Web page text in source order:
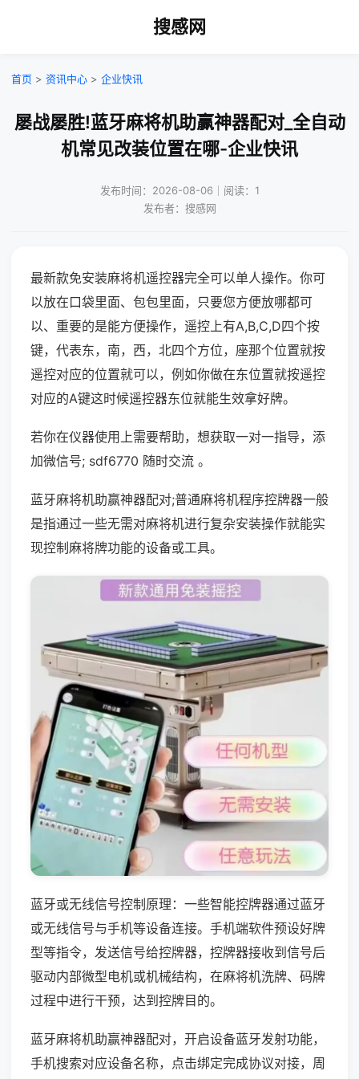
搜感网
首页 > 资讯中心 > 企业快讯
屡战屡胜!蓝牙麻将机助赢神器配对_全自动
机常见改装位置在哪-企业快讯
发布时间：2026-08-06｜阅读：1
发布者：搜感网
最新款免安装麻将机遥控器完全可以单人操作。你可
以放在口袋里面、包包里面，只要您方便放哪都可
以、重要的是能方便操作，遥控上有A,B,C,D四个按
键，代表东，南，西，北四个方位，座那个位置就按
遥控对应的位置就可以，例如你做在东位置就按遥控
对应的A键这时候遥控器东位就能生效拿好牌。
若你在仪器使用上需要帮助，想获取一对一指导，添
加微信号; sdf6770 随时交流 。
蓝牙麻将机助赢神器配对;普通麻将机程序控牌器一般
是指通过一些无需对麻将机进行复杂安装操作就能实
现控制麻将牌功能的设备或工具。
蓝牙或无线信号控制原理：一些智能控牌器通过蓝牙
或无线信号与手机等设备连接。手机端软件预设好牌
型等指令，发送信号给控牌器，控牌器接收到信号后
驱动内部微型电机或机械结构，在麻将机洗牌、码牌
过程中进行干预，达到控牌目的。
蓝牙麻将机助赢神器配对，开启设备蓝牙发射功能，
手机搜索对应设备名称，点击绑定完成协议对接，周